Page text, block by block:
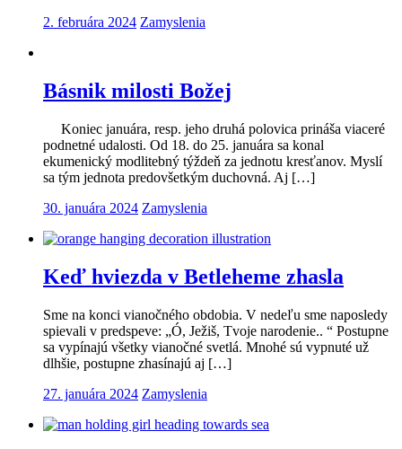
2. februára 2024 Zamyslenia
Básnik milosti Božej
Koniec januára, resp. jeho druhá polovica prináša viaceré
podnetné udalosti. Od 18. do 25. januára sa konal
ekumenický modlitebný týždeň za jednotu kresťanov. Myslí
sa tým jednota predovšetkým duchovná. Aj […]
30. januára 2024 Zamyslenia
Keď hviezda v Betleheme zhasla
Sme na konci vianočného obdobia. V nedeľu sme naposledy
spievali v predspeve: „Ó, Ježiš, Tvoje narodenie.. “ Postupne
sa vypínajú všetky vianočné svetlá. Mnohé sú vypnuté už
dlhšie, postupne zhasínajú aj […]
27. januára 2024 Zamyslenia